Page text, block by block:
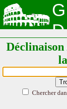
Chercher